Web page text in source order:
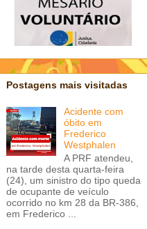
Postagens mais visitadas
Acidente com
óbito em
Frederico
Westphalen
A PRF atendeu,
na tarde desta quarta-feira
(24), um sinistro do tipo queda
de ocupante de veículo
ocorrido no km 28 da BR-386,
em Frederico ...